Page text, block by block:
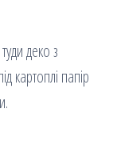
деко з
картоплі папір